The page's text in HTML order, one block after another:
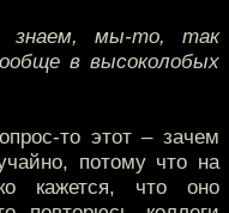
мы-то, так
в высоколобых
то этот – зачем
потому что на
кажется, что оно